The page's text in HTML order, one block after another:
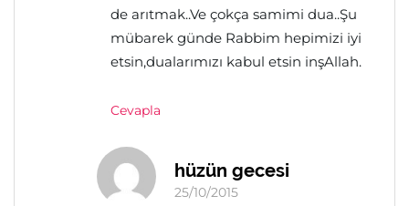
de arıtmak..Ve çokça samimi dua..Şu
mübarek günde Rabbim hepimizi iyi
etsin,dualarımızı kabul etsin inşAllah.
Cevapla
hüzün gecesi
25/10/2015